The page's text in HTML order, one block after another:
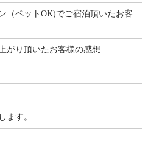
（ペットOK)でご宿泊頂いたお客
がり頂いたお客様の感想
ます。